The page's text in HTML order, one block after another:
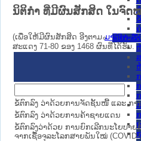
ນິຕິກຳຂັ້
ນິຕິກໍາ ທີ່ມີຜົນສັກສິດ ໃນຈົດ
(ເພື່ອໃຫ້ມີຜົນສັກສິດ ອີງຕາມມາດ​ຕາ
ສະແດງ 71-80 ຂອງ 1468 ຜົນທີ່ໄດ້ຮັບ.
ຂໍ້ຕົກລົງ ວ່າດ້ວຍການຈັດຊັ້ນໜີ້ ແລະ ກ
ຂໍ້ຕົກລົງ ວ່າດ້ວຍການຄ້າຊາຍແດນ
ຂໍ້ຕົກລົງວ່າດ້ວຍ ການຍົກເລີກນະໂຍບາ
ຈາກເຊື້ອຈຸລະໂລກສາຍພັນໃໝ່ (COVID-